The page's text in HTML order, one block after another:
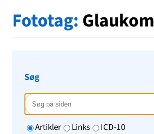
Fototag:Glaukom
Søg
Artikler Links
ICD-10